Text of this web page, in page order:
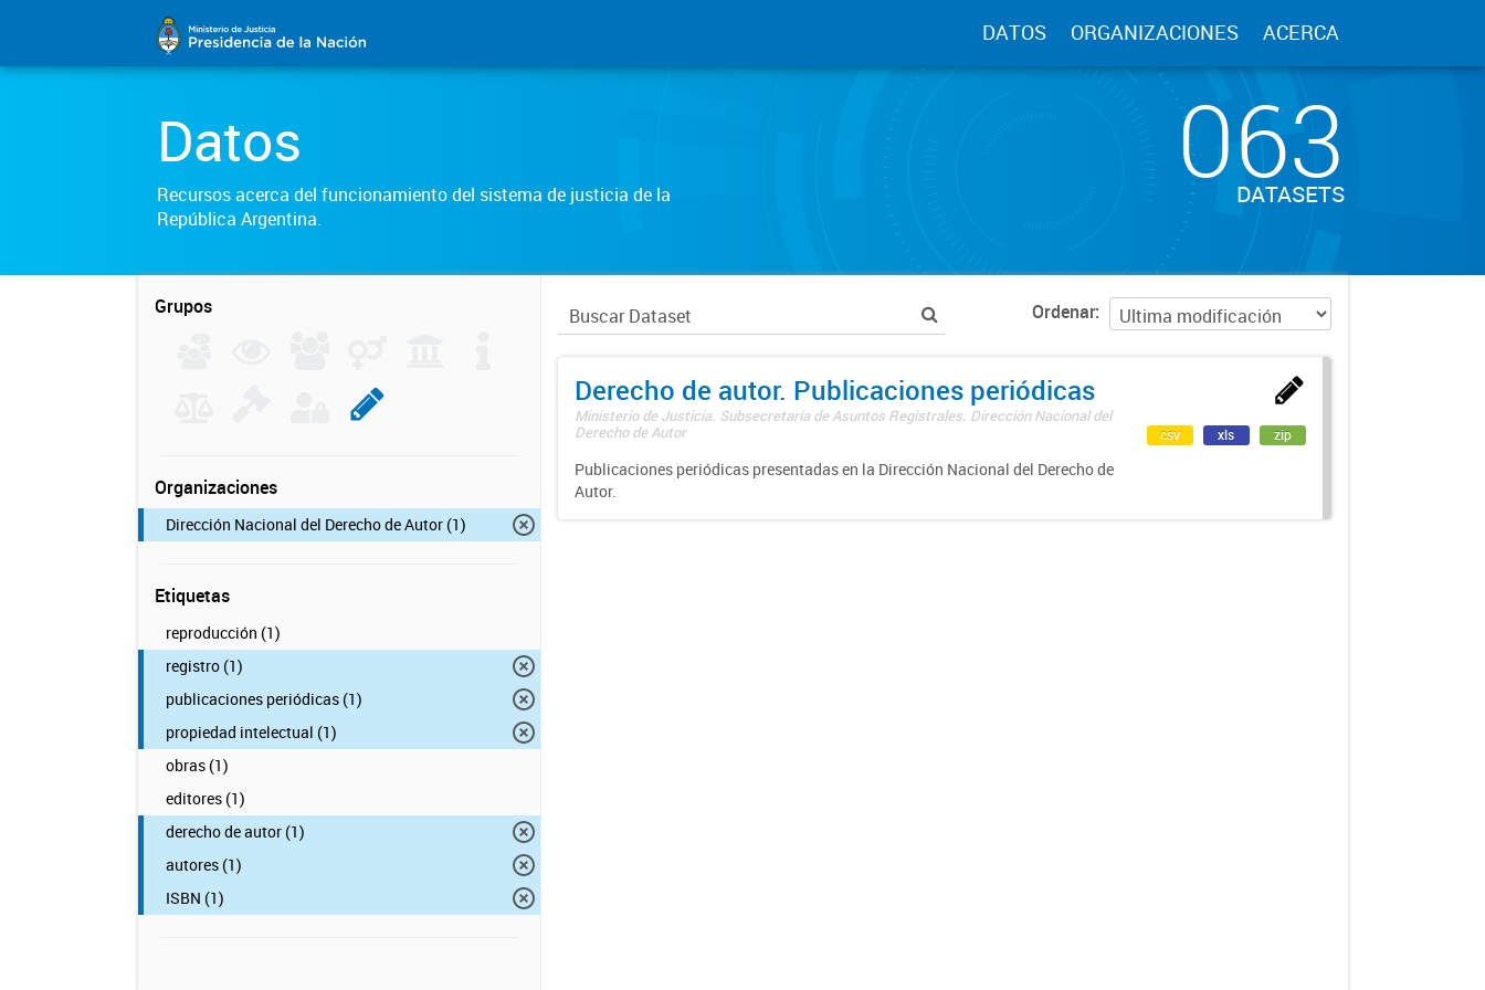
DATOS ORGANIZACIONES ACERCA
Datos
Recursos acerca del funcionamiento del sistema de justicia de la
República Argentina.
063
DATASETS
Grupos
Organizaciones
Dirección Nacional del Derecho de Autor (1)
Etiquetas
reproducción (1)
registro (1)
publicaciones periódicas (1)
propiedad intelectual (1)
obras (1)
editores (1)
derecho de autor (1)
autores (1)
ISBN (1)
Ordenar
Derecho de autor. Publicaciones periódicas
Ministerio de Justicia. Subsecretaría de Asuntos Registrales. Dirección Nacional del
Derecho de Autor
Publicaciones periódicas presentadas en la Dirección Nacional del Derecho de
Autor.
csv xls zip